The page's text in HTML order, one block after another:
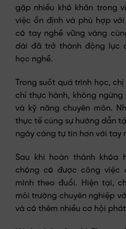
gặp nhiều khó khăn trong
việc ổn định và phù hợp
có tay nghề vững vàng
dài đã trở thành động lực
học nghề.
Trong suốt quá trình học,
chỉ thực hành, không
và kỹ năng chuyên môn.
thực tế cùng sự hướng dẫn
ngày càng tự tin hơn với tay
Sau khi hoàn thành khóa
chóng có được công việc
mình theo đuổi. Hiện tại,
môi trường chuyên nghiệp
và có thêm nhiều cơ hội